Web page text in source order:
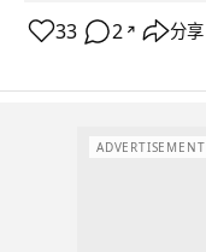
33 2 ↗ 分享
ADVERTISEMENT